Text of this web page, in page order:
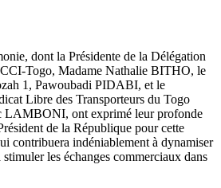
dont la Présidente de la Délégation
Togo, Madame Nathalie BITHO, le
1, Pawoubadi PIDABI, et le
Libre des Transporteurs du Togo
ont exprimé leur profonde
de la République pour cette
contribuera indéniablement à dynamiser
les échanges commerciaux dans